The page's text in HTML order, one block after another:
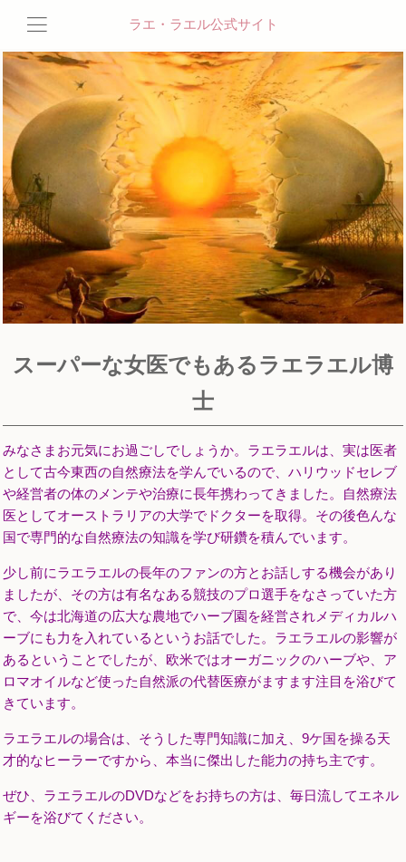
ラエ・ラエル公式サイト
スーパーな女医でもあるラエラエル博
士
みなさまお元気にお過ごしでしょうか。ラエラエルは、実は医者
として古今東西の自然療法を学んでいるので、ハリウッドセレブ
や経営者の体のメンテや治療に長年携わってきました。自然療法
医としてオーストラリアの大学でドクターを取得。その後色んな
国で専門的な自然療法の知識を学び研鑽を積んでいます。
少し前にラエラエルの長年のファンの方とお話しする機会があり
ましたが、その方は有名なある競技のプロ選手をなさっていた方
で、今は北海道の広大な農地でハーブ園を経営されメディカルハ
ーブにも力を入れているというお話でした。ラエラエルの影響が
あるということでしたが、欧米ではオーガニックのハーブや、ア
ロマオイルなど使った自然派の代替医療がますます注目を浴びて
きています。
ラエラエルの場合は、そうした専門知識に加え、9ケ国を操る天
才的なヒーラーですから、本当に傑出した能力の持ち主です。
ぜひ、ラエラエルのDVDなどをお持ちの方は、毎日流してエネル
ギーを浴びてください。